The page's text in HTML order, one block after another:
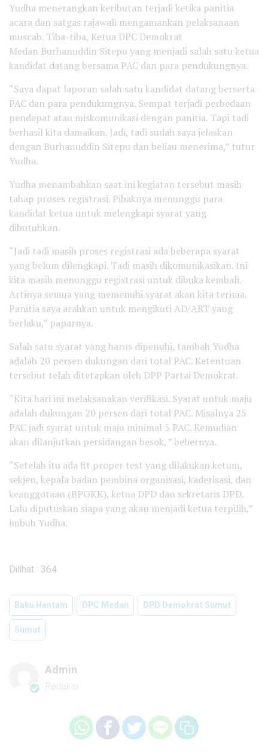
Yudha menerangkan keributan terjadi ketika panitia
acara dan satgas rajawali mengamankan pelaksanaan
muscab. Tiba-tiba, Ketua DPC Demokrat
Medan Burhanuddin Sitepu yang menjadi salah satu ketua
kandidat datang bersama PAC dan para pendukungnya.
“Saya dapat laporan salah satu kandidat datang berserta
PAC dan para pendukungnya. Sempat terjadi perbedaan
pendapat atau miskomunikasi dengan panitia. Tapi tadi
berhasil kita damaikan. Jadi, tadi sudah saya jelaskan
dengan Burhanuddin Sitepu dan beliau menerima,” tutur
Yudha.
Yudha menambahkan saat ini kegiatan tersebut masih
tahap proses registrasi. Pihaknya menunggu para
kandidat ketua untuk melengkapi syarat yang
dibutuhkan.
“Jadi tadi masih proses registrasi ada beberapa syarat
yang belum dilengkapi. Tadi masih dikomunikasikan. Ini
kita masih menunggu registrasi untuk dibuka kembali.
Artinya semua yang memenuhi syarat akan kita terima.
Panitia saya arahkan untuk mengikuti AD/ART yang
berlaku,” paparnya.
Salah satu syarat yang harus dipenuhi, tambah Yudha
adalah 20 persen dukungan dari total PAC. Ketentuan
tersebut telah ditetapkan oleh DPP Partai Demokrat.
“Kita hari ini melaksanakan verifikasi. Syarat untuk maju
adalah dukungan 20 persen dari total PAC. Misalnya 25
PAC jadi syarat untuk maju minimal 5 PAC. Kemudian
akan dilanjutkan persidangan besok, ” bebernya.
“Setelah itu ada fit proper test yang dilakukan ketum,
sekjen, kepala badan pembina organisasi, kaderisasi, dan
keanggotaan (BPOKK), ketua DPD dan sekretaris DPD.
Lalu diputuskan siapa yang akan menjadi ketua terpilih,”
imbuh Yudha.
Dilihat : 364
Baku Hantam DPC Medan
DPD Demokrat Sumut
Sumut
Admin